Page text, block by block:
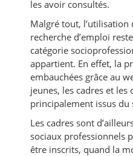
les avoir consultés.
Malgré tout, l’utilisation
recherche d’emploi
catégorie
appartient. En effet, la
embauchées grâce au
jeunes, les cadres et les
principalement issus du
Les cadres sont
sociaux professionnels
être inscrits, quand la